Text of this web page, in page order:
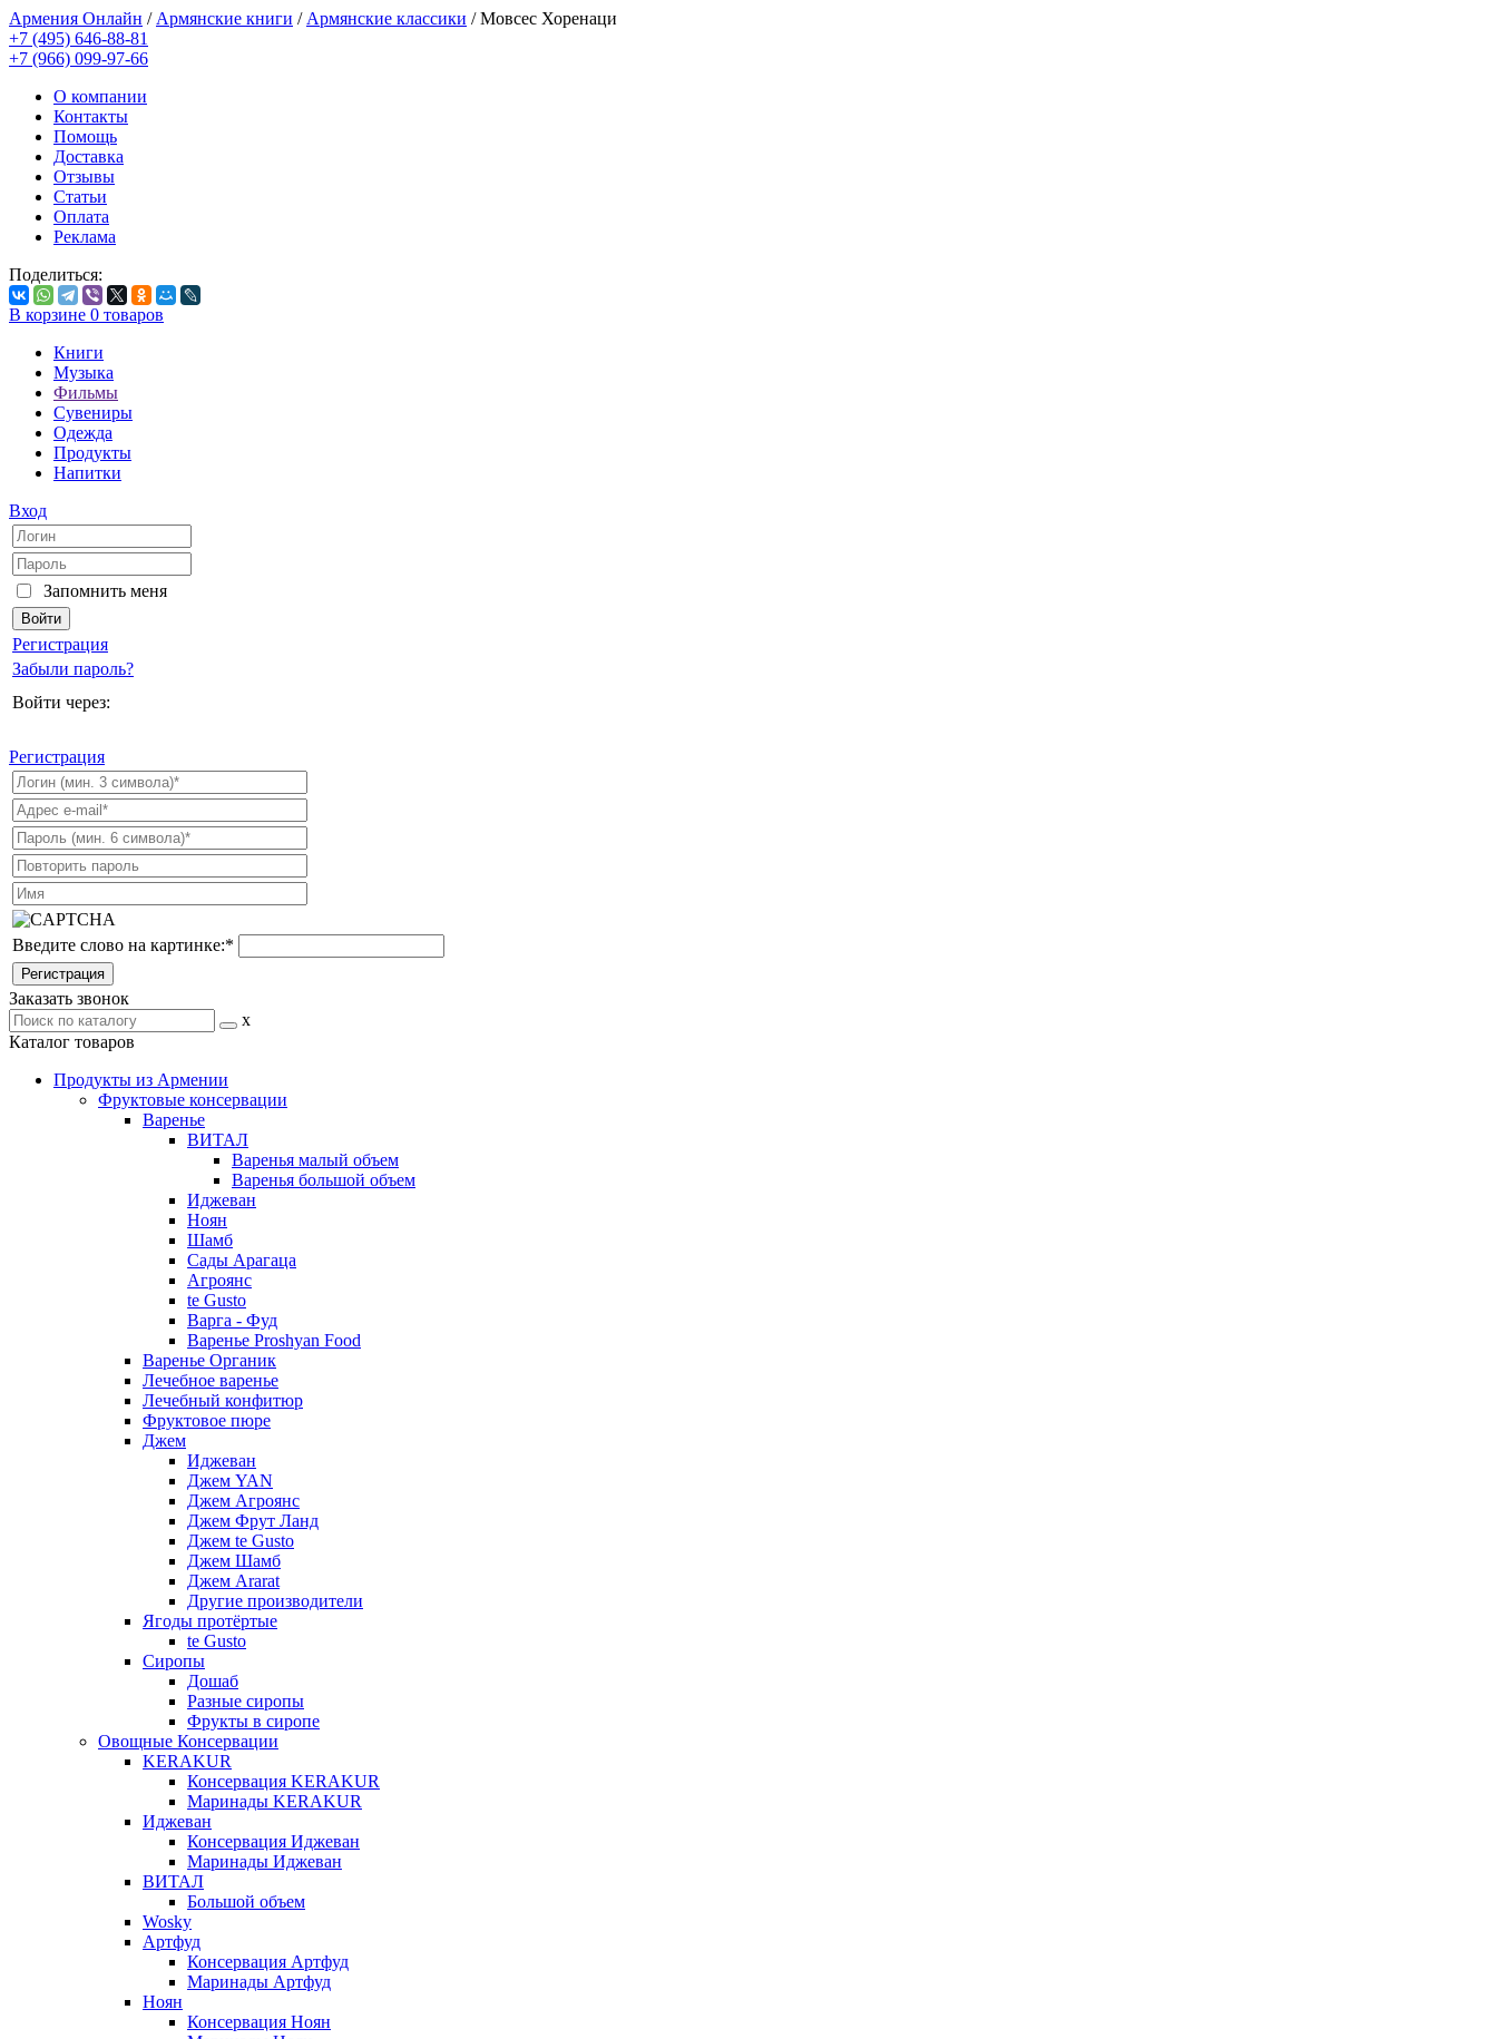
Армения Онлайн / Армянские книги / Армянские классики /Мовсес Хоренаци
+7 (495) 646-88-81
+7 (966) 099-97-66
О компании
Контакты
Помощь
Доставка
Отзывы
Статьи
Оплата
Реклама
Поделиться:
В корзине 0 товаров
Книги
Музыка
Фильмы
Сувениры
Одежда
Продукты
Напитки
Вход
Запомнить меня
Регистрация
Забыли пароль?
Войти через:
Регистрация
Введите слово на картинке:*
Заказать звонок
x
Каталог товаров
Продукты из Армении
Фруктовые консервации
Варенье
ВИТАЛ
Варенья малый объем
Варенья большой объем
Иджеван
Ноян
Шамб
Сады Арагаца
Агроянс
te Gusto
Варга - Фуд
Варенье Proshyan Food
Варенье Органик
Лечебное варенье
Лечебный конфитюр
Фруктовое пюре
Джем
Иджеван
Джем YAN
Джем Агроянс
Джем Фрут Ланд
Джем te Gusto
Джем Шамб
Джем Ararat
Другие производители
Ягоды протёртые
te Gusto
Сиропы
Дошаб
Разные сиропы
Фрукты в сиропе
Овощные Консервации
KERAKUR
Консервация KERAKUR
Маринады KERAKUR
Иджеван
Консервация Иджеван
Маринады Иджеван
ВИТАЛ
Большой объем
Wosky
Артфуд
Консервация Артфуд
Маринады Артфуд
Ноян
Консервация Ноян